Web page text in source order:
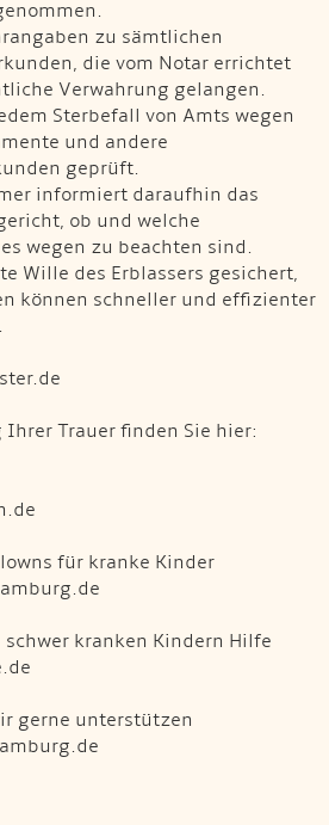
zu sämtlichen
die vom Notar errichtet
Verwahrung gelangen.
Sterbefall von Amts wegen
und andere
geprüft.
informiert daraufhin das
ob und welche
wegen zu beachten sind.
Wille des Erblassers gesichert,
können schneller und effizienter
Trauer finden Sie hier:
für kranke Kinder
kranken Kindern Hilfe
gerne unterstützen